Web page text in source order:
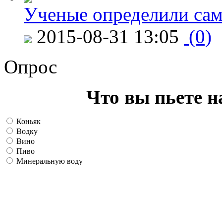
Ученые определили
2015-08-31 13:05 (0)
Опрос
Что вы пьете
Коньяк
Водку
Вино
Пиво
Минеральную воду